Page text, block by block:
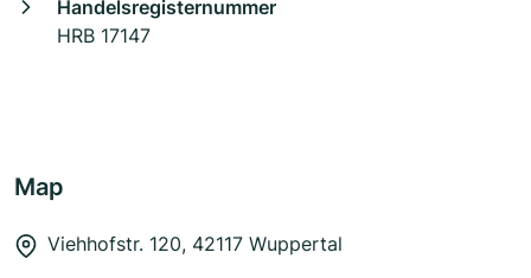
Handelsregisternummer
HRB 17147
Map
Viehhofstr. 120, 42117 Wuppertal